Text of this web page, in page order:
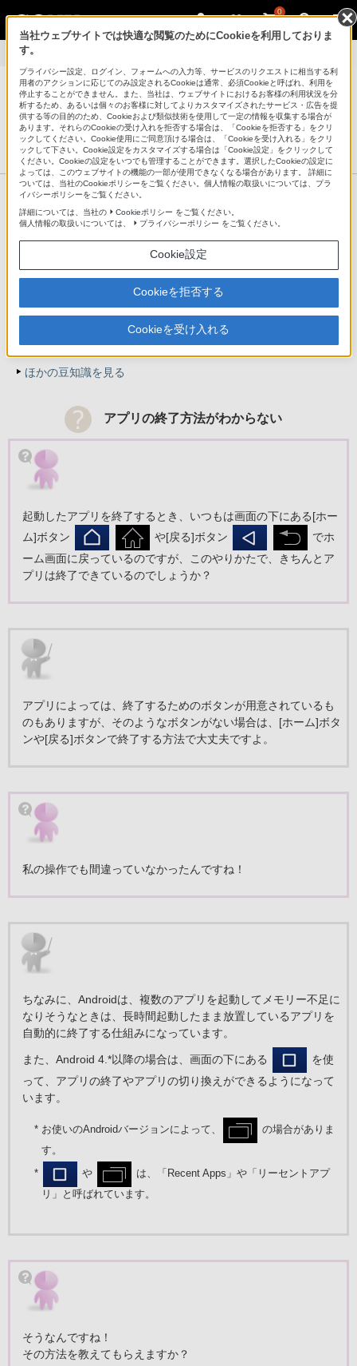
0
会話形式で学ぶ！Tablet豆知識
Xperia™ Tablet / Sony Tablet
サポート・お問い合わせ
製品情報ページ
ほかの豆知識を見る
アプリの終了方法がわからない
起動したアプリを終了するとき、いつもは画面の下にある[ホー
ム]ボタン
や[戻る]ボタン
でホ
ーム画面に戻っているのですが、このやりかたで、きちんとア
プリは終了できているのでしょうか？
アプリによっては、終了するためのボタンが用意されているも
のもありますが、そのようなボタンがない場合は、[ホーム]ボタ
ンや[戻る]ボタンで終了する方法で大丈夫ですよ。
私の操作でも間違っていなかったんですね！
ちなみに、Androidは、複数のアプリを起動してメモリー不足に
なりそうなときは、長時間起動したまま放置しているアプリを
自動的に終了する仕組みになっています。
また、Android 4.*以降の場合は、画面の下にある
を使
って、アプリの終了やアプリの切り換えができるようになって
います。
* お使いのAndroidバージョンによって、
の場合がありま
す。
* や
は、「Recent Apps」や「リーセントアプ
リ」と呼ばれています。
そうなんですね！
その方法を教えてもらえますか？
当社ウェブサイトでは快適な閲覧のためにCookieを利用しておりま
す。
プライバシー設定、ログイン、フォームへの入力等、サービスのリクエストに相当する利
用者のアクションに応じてのみ設定されるCookieは通常、必須Cookieと呼ばれ、利用を
停止することができません。また、当社は、ウェブサイトにおけるお客様の利用状況を分
析するため、あるいは個々のお客様に対してよりカスタマイズされたサービス・広告を提
供する等の目的のため、Cookieおよび類似技術を使用して一定の情報を収集する場合が
あります。それらのCookieの受け入れを拒否する場合は、「Cookieを拒否する」をクリ
ックしてください。Cookie使用にご同意頂ける場合は、「Cookieを受け入れる」をクリ
ックして下さい。Cookie設定をカスタマイズする場合は「Cookie設定」をクリックして
ください。Cookieの設定をいつでも管理することができます。選択したCookieの設定に
よっては、このウェブサイトの機能の一部が使用できなくなる場合があります。 詳細に
ついては、当社のCookieポリシーをご覧ください。個人情報の取扱いについては、プラ
イバシーポリシーをご覧ください。
詳細については、当社の
Cookieポリシー をご覧ください。
個人情報の取扱いについては、
プライバシーポリシー をご覧ください。
Cookie設定
Cookieを拒否する
Cookieを受け入れる